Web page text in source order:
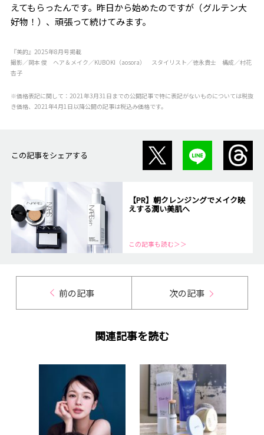
えてもらったんです。昨日から始めたのですが（グルテン大
好物！）、頑張って続けてみます。
『美的』2025年8月号掲載
撮影／岡本 俊 ヘア＆メイク／KUBOKI（aosora） スタイリスト／徳永貴士 構成／村花
杏子
※価格表記に関して：2021年3月31日までの公開記事で特に表記がないものについては税抜
き価格、2021年4月1日以降公開の記事は税込み価格です。
この記事をシェアする
【PR】朝クレンジングでメイク映
えする潤い美肌へ
この記事も読む＞＞
前の記事 次の記事
関連記事を読む